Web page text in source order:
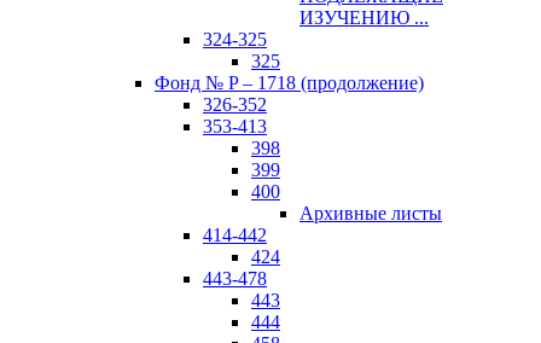
ИЗУЧЕНИЮ ...
324-325
325
Фонд № P – 1718 (продолжение)
326-352
353-413
398
399
400
Архивные листы
414-442
424
443-478
443
444